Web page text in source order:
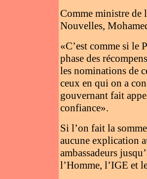
Comme ministre de
Nouvelles,
«C’est comme si le
phase des
les nominations de
ceux en qui on a
gouvernant fait
confiance».
Si l’on fait la
aucune explication
ambassadeurs
l’Homme, l’IGE et